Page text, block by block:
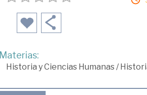
Materias:
Historia y Ciencias Humanas/